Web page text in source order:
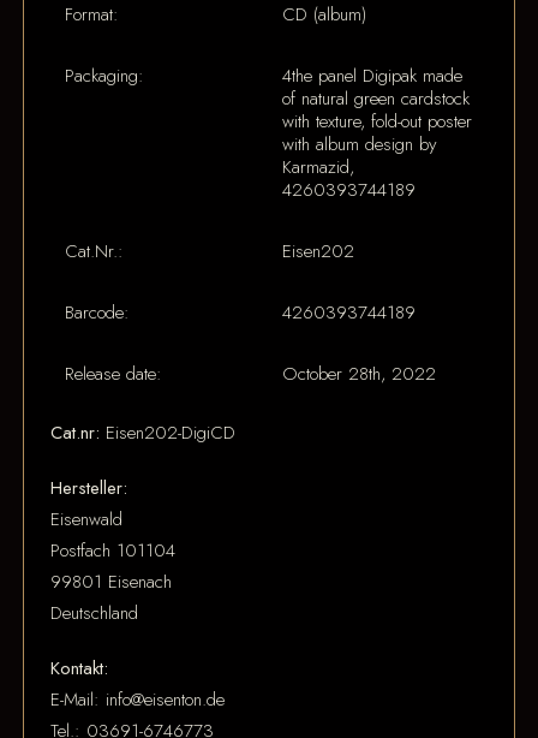
Format:
CD (album)
Packaging:
4the panel Digipak made
of natural green cardstock
with texture, fold-out poster
with album design by
Karmazid,
4260393744189
Cat.Nr.: Eisen202
Barcode: 4260393744189
Release date: October 28th, 2022
Cat.nr: Eisen202-DigiCD
Hersteller:
Eisenwald
Postfach 101104
99801 Eisenach
Deutschland
Kontakt:
E-Mail: info@eisenton.de
Tel.: 03691-6746773